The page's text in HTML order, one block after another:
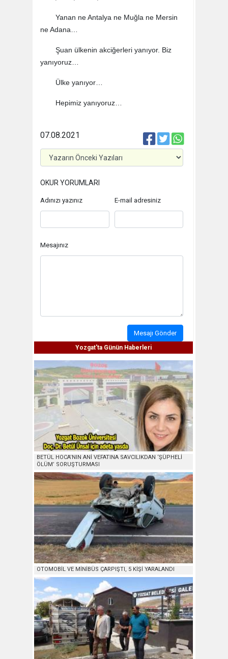
Yanan ne Antalya ne Muğla ne Mersin
ne Adana…
Şuan ülkenin akciğerleri yanıyor. Biz
yanıyoruz…
Ülke yanıyor…
Hepimiz yanıyoruz…
07.08.2021
OKUR YORUMLARI
Adınızı yazınız E-mail adresiniz
Mesajınız
Mesajı Gönder
Yozgat'ta Günün Haberleri
BETÜL HOCA’NIN ANİ VEFATINA SAVCILIKDAN ‘ŞÜPHELİ
ÖLÜM’ SORUŞTURMASI
OTOMOBİL VE MİNİBÜS ÇARPIŞTI, 5 KİŞİ YARALANDI